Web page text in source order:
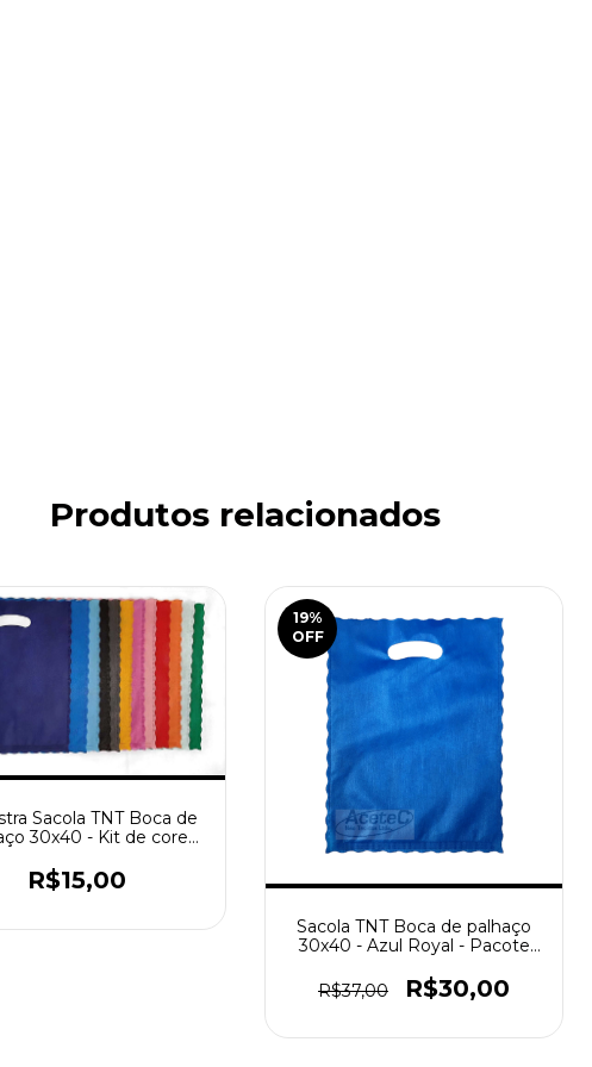
Produtos relacionados
Sacola TNT Boca de
30x40 - Kit de cores
R$15,00
19%
OFF
Sacola TNT Boca de palhaço
30x40 - Azul Royal - Pacote
R$37,00
R$30,00